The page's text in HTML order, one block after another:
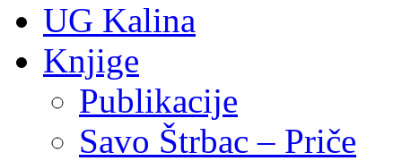
UG Kalina
Knjige
Publikacije
Savo Štrbac – Priče